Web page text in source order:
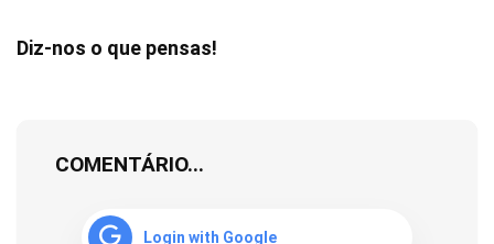
Diz-nos o que pensas!
COMENTÁRIO...
Login with Google